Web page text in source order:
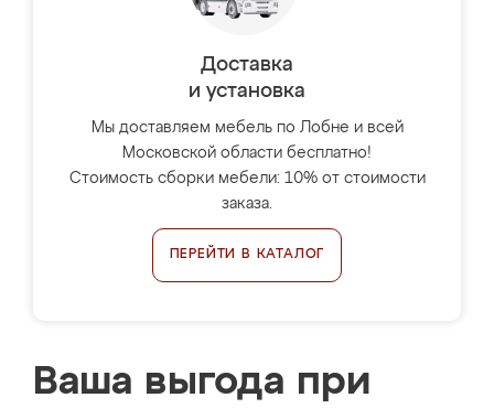
Доставка
и установка
Мы доставляем мебель по Лобне и всей
Московской области бесплатно!
Стоимость сборки мебели: 10% от стоимости
заказа.
ПЕРЕЙТИ В КАТАЛОГ
Ваша выгода при